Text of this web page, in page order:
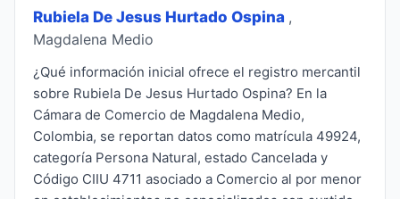
Rubiela De Jesus Hurtado Ospina ,
Magdalena Medio
¿Qué información inicial ofrece el registro mercantil
sobre Rubiela De Jesus Hurtado Ospina? En la
Cámara de Comercio de Magdalena Medio,
Colombia, se reportan datos como matrícula 49924,
categoría Persona Natural, estado Cancelada y
Código CIIU 4711 asociado a Comercio al por menor